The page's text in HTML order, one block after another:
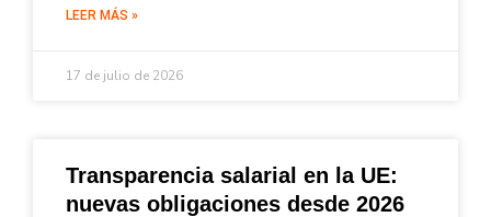
LEER MÁS »
17 de julio de 2026
Transparencia salarial en la UE:
nuevas obligaciones desde 2026